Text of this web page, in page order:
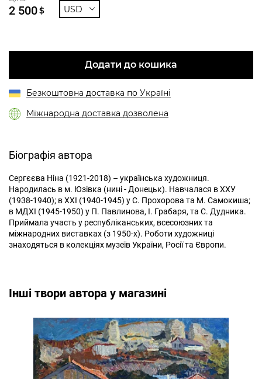
2 500$ USD
Додати до кошика
Безкоштовна доставка по Україні
Міжнародна доставка дозволена
Біографія автора
Сергєєва Ніна (1921-2018) – українська художниця.
Народилась в м. Юзівка (нині - Донецьк). Навчалася в ХХУ
(1938-1940); в ХХІ (1940-1945) у С. Прохорова та М. Самокиша;
в МДХІ (1945-1950) у П. Павлинова, І. Грабаря, та С. Дудника.
Приймала участь у республіканських, всесоюзних та
міжнародних виставках (з 1950-х). Роботи художниці
знаходяться в колекціях музеїв України, Росії та Європи.
Інші твори автора у магазині